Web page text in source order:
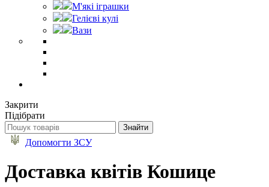
М'які іграшки
Гелієві кулі
Вази
Закрити
Підібрати
Допомогти ЗСУ
Доставка квітів Кошице